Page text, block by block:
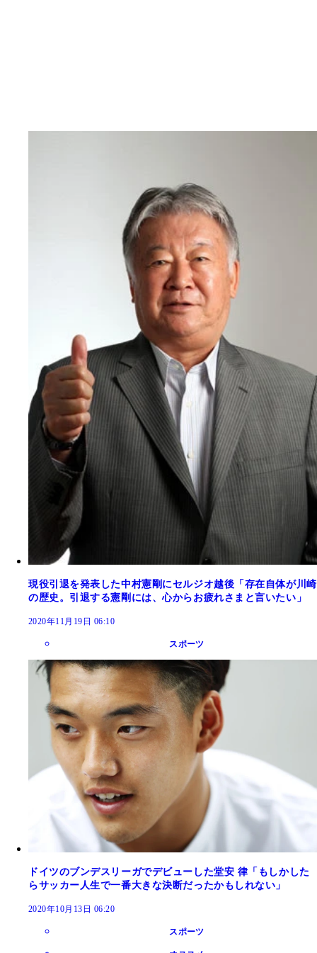
現役引退を発表した中村憲剛にセルジオ越後「存在自体が川崎
の歴史。引退する憲剛には、心からお疲れさまと言いたい」
2020年11月19日 06:10
スポーツ
ドイツのブンデスリーガでデビューした堂安 律「もしかした
らサッカー人生で一番大きな決断だったかもしれない」
2020年10月13日 06:20
スポーツ